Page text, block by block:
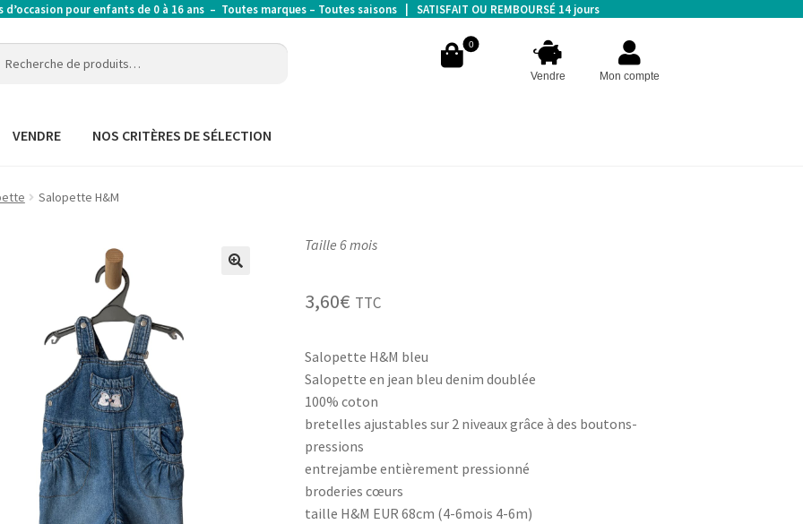
d’occasion pour enfants de 0 à 16 ans – Toutes marques – Toutes saisons | SATISFAIT OU REMBOURSÉ 14 jours
0
Vendre Mon compte
VENDRE NOS CRITÈRES DE SÉLECTION
Salopette H&M
Taille 6 mois
3,60€ TTC
Salopette H&M bleu
Salopette en jean bleu denim doublée
100% coton
bretelles ajustables sur 2 niveaux grâce à des boutons-
pressions
entrejambe entièrement pressionné
broderies cœurs
taille H&M EUR 68cm (4-6mois 4-6m)